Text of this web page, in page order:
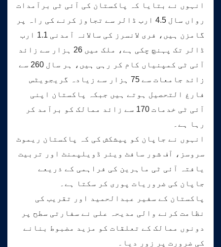
انہوں نے بتایا کہ پاکستان کی آئی ٹی برآمدات
رواں سال 4.5 ارب ڈالر سے تجاوز کرنے کی راہ پر
گامزن ہیں، فری لانسرز کی سالانہ آمدنی 1.1 ارب
ڈالر تک پہنچ چکی ہے، ملک میں 26 ہزار سے زائد
آئی ٹی کمپنیاں کام کر رہی ہیں، ہر سال 260 سے
زائد جامعات سے 75 ہزار سے زیادہ گریجویٹس
فارغ التحصیل ہوتے ہیں جبکہ پاکستان اپنی
آئی ٹی خدمات 170 سے زائد ممالک کو برآمد کر
رہا ہے۔
انہوں نے جاپان کو پیشکش کی کہ پاکستان ریموٹ
سروسز، آف شور سافٹ ویئر ڈویلپمنٹ اور تربیت
یافتہ آئی ٹی ماہرین کی فراہمی کے ذریعے
جاپان کی ضروریات پوری کر سکتا ہے۔
پاکستان کے سفیر عبدالحمید اور تقریب کی
نظامت کرنے والی مدیحہ علی نے سفارتی سطح پر
دونوں ممالک کے تعلقات کو مزید مضبوط بنانے
کی ضرورت پر زور دیا۔